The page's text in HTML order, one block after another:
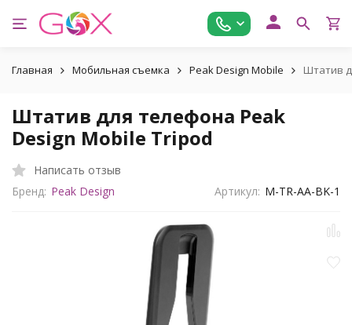
Главная Мобильная съемка Peak Design Mobile Штатив
Штатив для телефона Peak
Design Mobile Tripod
Написать отзыв
Бренд: Peak Design Артикул: M-TR-AA-BK-1